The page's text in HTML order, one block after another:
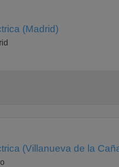
(Madrid)
(Villanueva de la